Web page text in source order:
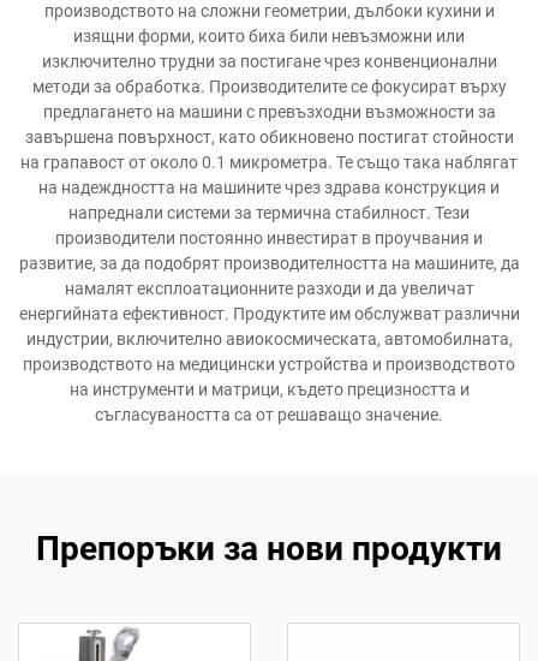
производството на сложни геометрии, дълбоки кухини и
изящни форми, които биха били невъзможни или
изключително трудни за постигане чрез конвенционални
методи за обработка. Производителите се фокусират върху
предлагането на машини с превъзходни възможности за
завършена повърхност, като обикновено постигат стойности
на грапавост от около 0.1 микрометра. Те също така наблягат
на надеждността на машините чрез здрава конструкция и
напреднали системи за термична стабилност. Тези
производители постоянно инвестират в проучвания и
развитие, за да подобрят производителността на машините, да
намалят експлоатационните разходи и да увеличат
енергийната ефективност. Продуктите им обслужват различни
индустрии, включително авиокосмическата, автомобилната,
производството на медицински устройства и производството
на инструменти и матрици, където прецизността и
съгласуваността са от решаващо значение.
Препоръки за нови продукти